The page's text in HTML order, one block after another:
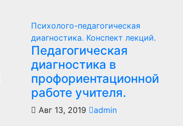
Психолого-педагогическая
диагностика. Конспект лекций.
Педагогическая
диагностика в
профориентационной
работе учителя.
Авг 13, 2019 admin